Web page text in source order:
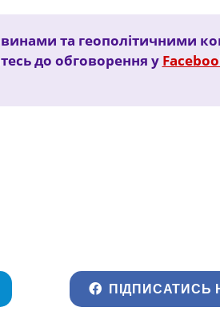
та геополітичними
до обговорення у
ПІДПИСАТИСЬ